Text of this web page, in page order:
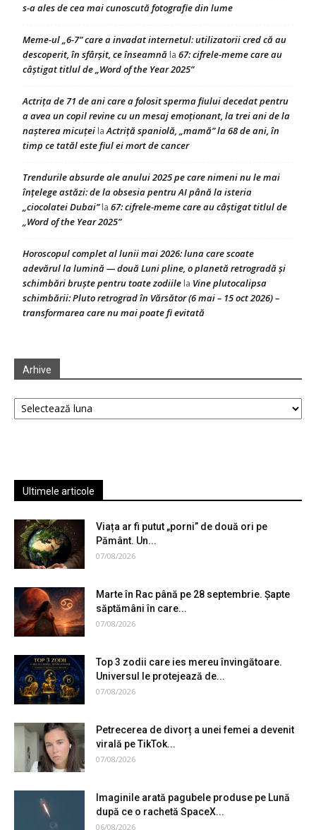
s-a ales de cea mai cunoscută fotografie din lume
Meme-ul „6-7” care a invadat internetul: utilizatorii cred că au
descoperit, în sfârșit, ce înseamnă la 67: cifrele-meme care au
câștigat titlul de „Word of the Year 2025”
Actrița de 71 de ani care a folosit sperma fiului decedat pentru
a avea un copil revine cu un mesaj emoționant, la trei ani de la
nașterea micuței laActriță spaniolă, „mamă” la 68 de ani, în
timp ce tatăl este fiul ei mort de cancer
Trendurile absurde ale anului 2025 pe care nimeni nu le mai
înțelege astăzi: de la obsesia pentru AI până la isteria
„ciocolatei Dubai”la 67: cifrele-meme care au câștigat titlul de
„Word of the Year 2025”
Horoscopul complet al lunii mai 2026: luna care scoate
adevărul la lumină — două Luni pline, o planetă retrogradă și
schimbări bruște pentru toate zodiile la Vine plutocalipsa
schimbării: Pluto retrograd în Vărsător (6 mai – 15 oct 2026) –
transformarea care nu mai poate fi evitată
Arhive
Arhive
Ultimele articole
Viața ar fi putut „porni” de două ori pe
Pământ. Un...
07/08/2026
Marte în Rac până pe 28 septembrie. Șapte
săptămâni în care...
07/08/2026
Top 3 zodii care ies mereu învingătoare.
Universul le protejează de...
07/08/2026
Petrecerea de divorț a unei femei a devenit
virală pe TikTok...
07/08/2026
Imaginile arată pagubele produse pe Lună
după ce o rachetă SpaceX...
06/08/2026